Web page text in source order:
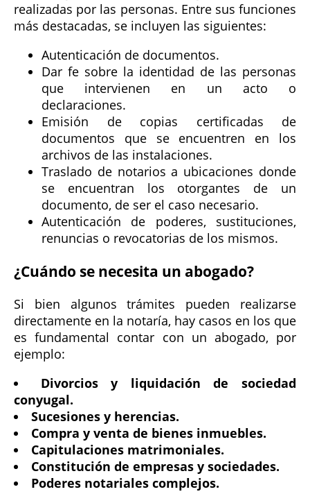
realizadas por las personas. Entre sus funciones
más destacadas, se incluyen las siguientes:
Autenticación de documentos.
Dar fe sobre la identidad de las personas
que intervienen en un acto o
declaraciones.
Emisión de copias certificadas de
documentos que se encuentren en los
archivos de las instalaciones.
Traslado de notarios a ubicaciones donde
se encuentran los otorgantes de un
documento, de ser el caso necesario.
Autenticación de poderes, sustituciones,
renuncias o revocatorias de los mismos.
¿Cuándo se necesita un abogado?
Si bien algunos trámites pueden realizarse
directamente en la notaría, hay casos en los que
es fundamental contar con un abogado, por
ejemplo:
Divorcios y liquidación de sociedad
conyugal.
Sucesiones y herencias.
Compra y venta de bienes inmuebles.
Capitulaciones matrimoniales.
Constitución de empresas y sociedades.
Poderes notariales complejos.